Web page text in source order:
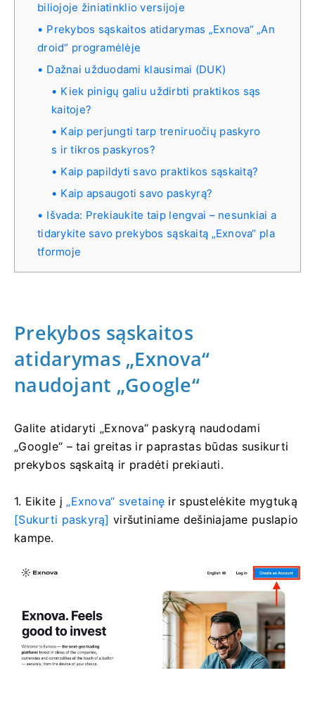
biliojoje žiniatinklio versijoje
Prekybos sąskaitos atidarymas „Exnova“ „An
droid“ programėlėje
Dažnai užduodami klausimai (DUK)
Kiek pinigų galiu uždirbti praktikos sąs
kaitoje?
Kaip perjungti tarp treniruočių paskyro
s ir tikros paskyros?
Kaip papildyti savo praktikos sąskaitą?
Kaip apsaugoti savo paskyrą?
Išvada: Prekiaukite taip lengvai – nesunkiai a
tidarykite savo prekybos sąskaitą „Exnova“ pla
tformoje
Prekybos sąskaitos
atidarymas „Exnova“
naudojant „Google“
Galite atidaryti „Exnova“ paskyrą naudodami
„Google“ – tai greitas ir paprastas būdas susikurti
prekybos sąskaitą ir pradėti prekiauti.
1. Eikite į „Exnova“ svetainę ir spustelėkite mygtuką
[Sukurti paskyrą] viršutiniame dešiniajame puslapio
kampe.